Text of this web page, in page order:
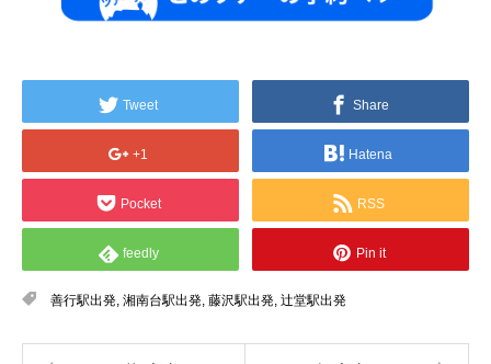
Tweet Share
+1 Hatena
Pocket RSS
feedly Pin it
善行駅出発 湘南台駅出発 藤沢駅出発 辻堂駅出発